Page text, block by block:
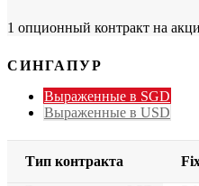
1 опционный контракт на
СИНГАПУР
Выраженные в SGD
Выраженные в USD
Тип контракта